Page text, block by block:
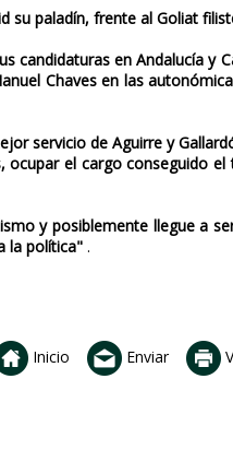
su paladín, frente al Goliat
candidaturas en Andalucía y
Chaves en las
servicio de Aguirre y
ocupar el cargo conseguido
y posiblemente llegue a
la política" .
Inicio Enviar